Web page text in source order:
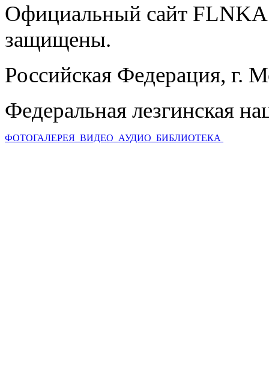
Официальный сайт
защищены.
Российская Федерация, г.
Федеральная лезгинская
ФОТОГАЛЕРЕЯ ВИДЕО АУДИО БИБЛИОТЕКА